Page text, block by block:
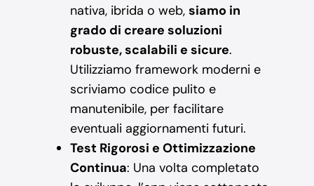
nativa, ibrida o web, siamo in
grado di creare soluzioni
robuste, scalabili e sicure.
Utilizziamo framework moderni e
scriviamo codice pulito e
manutenibile, per facilitare
eventuali aggiornamenti futuri.
Test Rigorosi e Ottimizzazione
Continua: Una volta completato